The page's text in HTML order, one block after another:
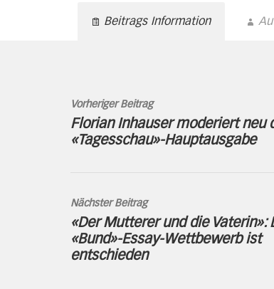
Beitrags Information
Vorheriger Beitrag
Florian Inhauser moderiert neu
«Tagesschau»-Hauptausgabe
Nächster Beitrag
«Der Mutterer und die Vaterin»:
«Bund»-Essay-Wettbewerb ist
entschieden